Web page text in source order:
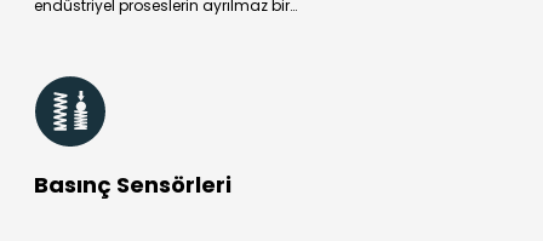
endüstriyel proseslerin ayrılmaz bir…
Basınç Sensörleri